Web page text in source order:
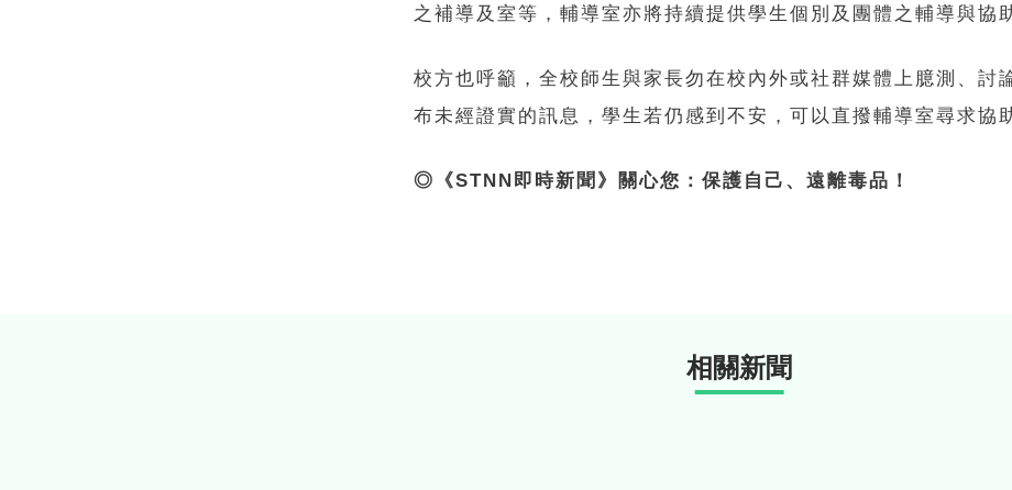
之補導及室等，輔導室亦將持續提供學生個別及團體之輔導與協
校方也呼籲，全校師生與家長勿在校內外或社群媒體上臆測、討
布未經證實的訊息，學生若仍感到不安，可以直撥輔導室尋求協
◎《STNN即時新聞》關心您：保護自己、遠離毒品！
相關新聞